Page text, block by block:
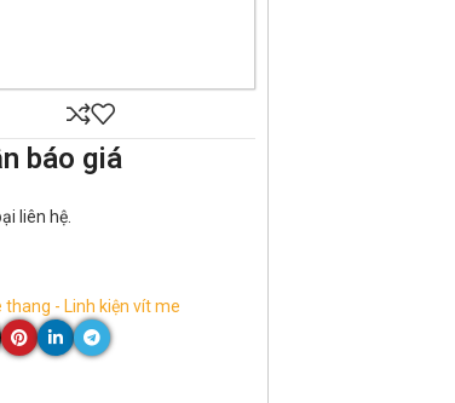
báo giá
liên hệ.
thang - Linh kiện vít me